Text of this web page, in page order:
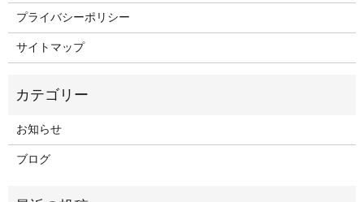
プライバシーポリシー
サイトマップ
お知らせ
ブログ